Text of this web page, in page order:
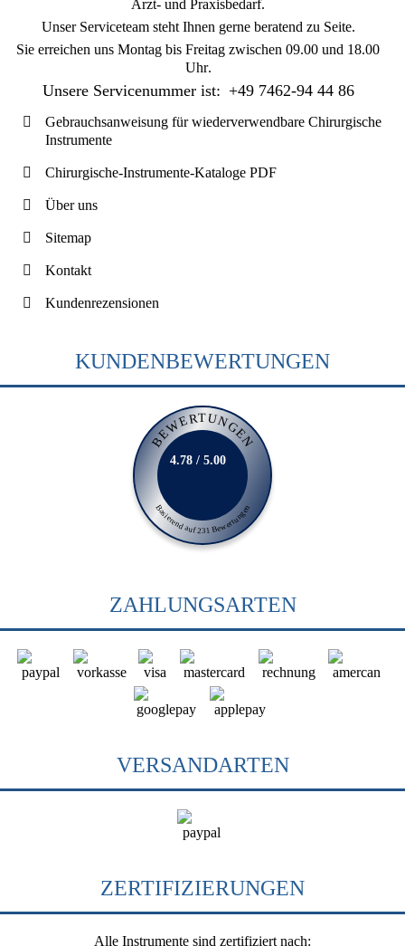
Arzt- und Praxisbedarf.
Unser Serviceteam steht Ihnen gerne beratend zu Seite.
Sie erreichen uns Montag bis Freitag zwischen 09.00 und 18.00
Uhr.
Unsere Servicenummer ist: +49 7462-94 44 86
Gebrauchsanweisung für wiederverwendbare Chirurgische
Instrumente
Chirurgische-Instrumente-Kataloge PDF
Über uns
Sitemap
Kontakt
Kundenrezensionen
KUNDENBEWERTUNGEN
BEWERTUNGEN
Basierend auf 231 Bewertungen
4.78 / 5.00
ZAHLUNGSARTEN
VERSANDARTEN
ZERTIFIZIERUNGEN
Alle Instrumente sind zertifiziert nach: